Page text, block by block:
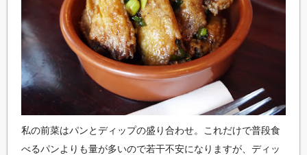
私の前菜はパンとディップの盛り合わせ。これだけで普段食
べるパンよりも量が多いので若干不安になりますが、ディッ